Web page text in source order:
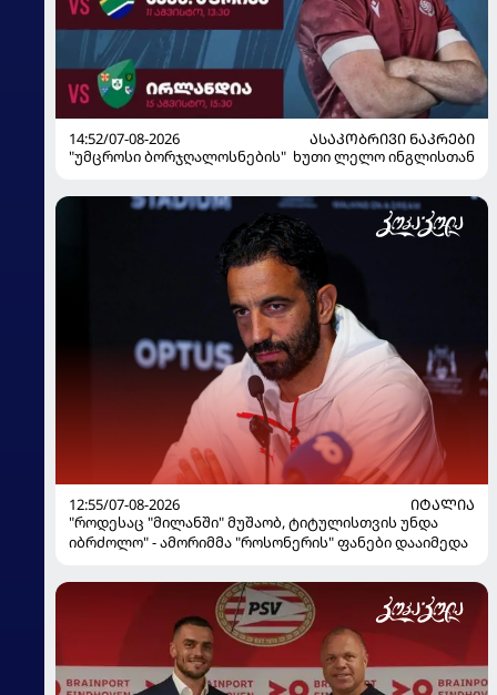
14:52/07-08-2026
ᲐᲡᲐᲙᲝᲑᲠᲘᲕᲘ ᲜᲐᲙᲠᲔᲑᲘ
"უმცროსი ბორჯღალოსნების" ხუთი ლელო ინგლისთან
12:55/07-08-2026
ᲘᲢᲐᲚᲘᲐ
"როდესაც "მილანში" მუშაობ, ტიტულისთვის უნდა
იბრძოლო" - ამორიმმა "როსონერის" ფანები დააიმედა